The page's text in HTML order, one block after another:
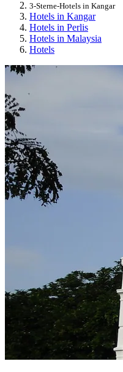
3-Sterne-Hotels in Kangar
Hotels in Kangar
Hotels in Perlis
Hotels in Malaysia
Hotels